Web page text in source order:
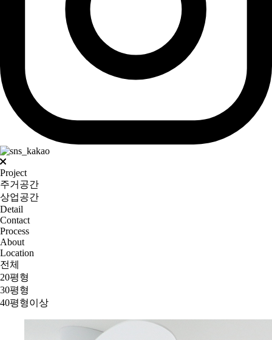
Project
주거공간
상업공간
Detail
Contact
Process
About
Location
전체
20평형
30평형
40평형이상